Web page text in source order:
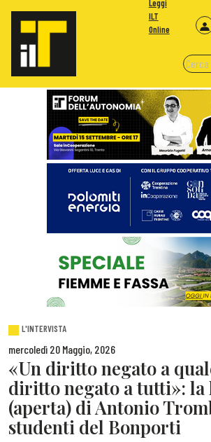
Leggi
ILT
Online
L'INTERVISTA
mercoledì 20 Maggio, 2026
«Un diritto negato a
diritto negato a tutti»: la
(aperta) di Antonio
studenti del Bonporti